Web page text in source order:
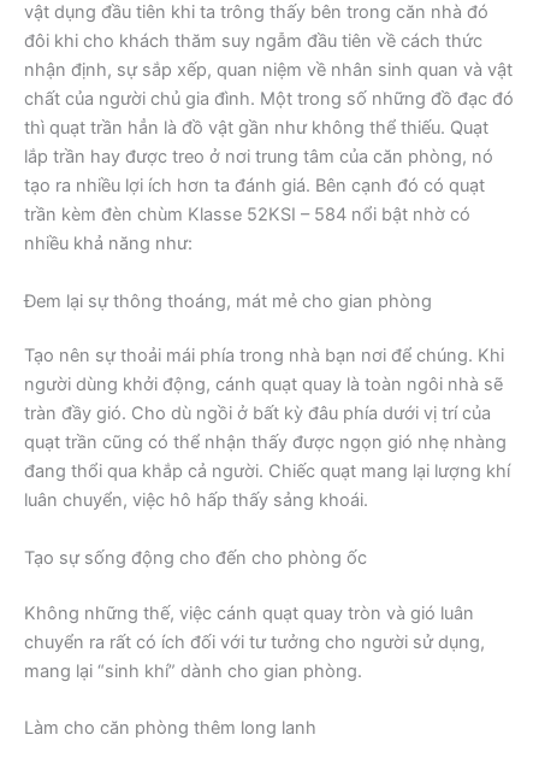
vật dụng đầu tiên khi ta trông thấy bên trong căn nhà đó
đôi khi cho khách thăm suy ngẫm đầu tiên về cách thức
nhận định, sự sắp xếp, quan niệm về nhân sinh quan và vật
chất của người chủ gia đình. Một trong số những đồ đạc đó
thì quạt trần hẳn là đồ vật gần như không thể thiếu. Quạt
lắp trần hay được treo ở nơi trung tâm của căn phòng, nó
tạo ra nhiều lợi ích hơn ta đánh giá. Bên cạnh đó có quạt
trần kèm đèn chùm Klasse 52KSI – 584 nổi bật nhờ có
nhiều khả năng như:
Đem lại sự thông thoáng, mát mẻ cho gian phòng
Tạo nên sự thoải mái phía trong nhà bạn nơi để chúng. Khi
người dùng khởi động, cánh quạt quay là toàn ngôi nhà sẽ
tràn đầy gió. Cho dù ngồi ở bất kỳ đâu phía dưới vị trí của
quạt trần cũng có thể nhận thấy được ngọn gió nhẹ nhàng
đang thổi qua khắp cả người. Chiếc quạt mang lại lượng khí
luân chuyển, việc hô hấp thấy sảng khoái.
Tạo sự sống động cho đến cho phòng ốc
Không những thế, việc cánh quạt quay tròn và gió luân
chuyển ra rất có ích đối với tư tưởng cho người sử dụng,
mang lại “sinh khí” dành cho gian phòng.
Làm cho căn phòng thêm long lanh